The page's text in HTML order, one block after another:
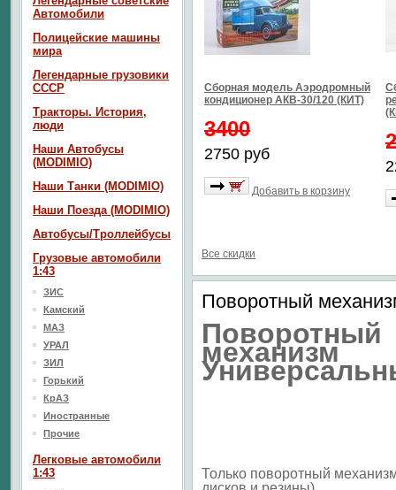
Сборная модель Аэродромный
кондиционер АКВ-30/120 (КИТ)
3400
2750 руб
Добавить в корзину
Все скидки
Поворотный
Поворотный
механизм
Только поворотный
Автомобили
Полицейские машины
мира
Легендарные грузовики
СССР
Тракторы. История,
люди
Наши Автобусы
(MODIMIO)
Наши Танки (MODIMIO)
Наши Поезда (MODIMIO)
Автобусы/Троллейбусы
Грузовые автомобили
1:43
ЗИС
Камский
МАЗ
УРАЛ
ЗИЛ
Горький
КрАЗ
Иностранные
Прочие
Легковые автомобили
1:43